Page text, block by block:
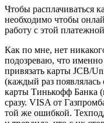
Чтобы расплачиваться
необходимо чтобы
работу с этой
Как по мне, нет
подозреваю, что именно
привязать карты JCB/
(каждый раз появлялась
карты Тинькофф Банка
сразу. VISA от
той же ошибкой.